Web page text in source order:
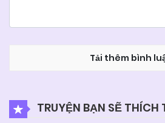
Tải thêm bình
TRUYỆN BẠN SẼ THÍCH